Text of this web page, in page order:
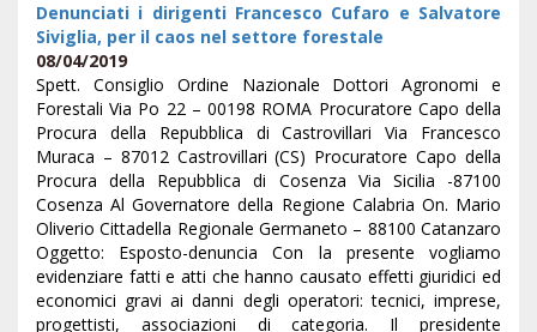
Denunciati i dirigenti Francesco Cufaro e Salvatore
Siviglia, per il caos nel settore forestale
08/04/2019
Spett. Consiglio Ordine Nazionale Dottori Agronomi e
Forestali Via Po 22 – 00198 ROMA Procuratore Capo della
Procura della Repubblica di Castrovillari Via Francesco
Muraca – 87012 Castrovillari (CS) Procuratore Capo della
Procura della Repubblica di Cosenza Via Sicilia -87100
Cosenza Al Governatore della Regione Calabria On. Mario
Oliverio Cittadella Regionale Germaneto – 88100 Catanzaro
Oggetto: Esposto-denuncia Con la presente vogliamo
evidenziare fatti e atti che hanno causato effetti giuridici ed
economici gravi ai danni degli operatori: tecnici, imprese,
progettisti, associazioni di categoria. Il presidente